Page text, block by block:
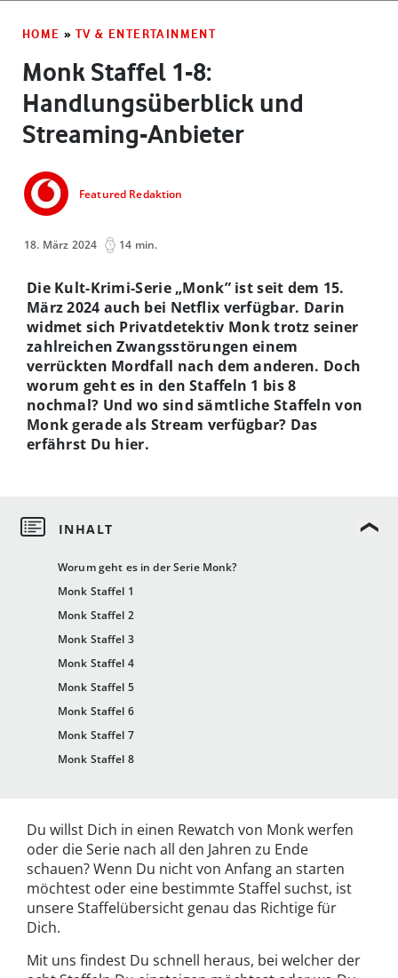
HOME » TV & ENTERTAINMENT
Monk Staffel 1-8:
Handlungsüberblick und
Streaming-Anbieter
Featured Redaktion
18. März 2024 14 min.
Worum geht es in der Serie Monk?
Monk Staffel 1
Monk Staffel 2
Monk Staffel 3
Monk Staffel 4
Monk Staffel 5
Monk Staffel 6
Monk Staffel 7
Monk Staffel 8
Die Kult-Krimi-Serie „Monk” ist seit dem 15.
März 2024 auch bei Netflix verfügbar. Darin
widmet sich Privatdetektiv Monk trotz seiner
zahlreichen Zwangsstörungen einem
verrückten Mordfall nach dem anderen. Doch
worum geht es in den Staffeln 1 bis 8
nochmal? Und wo sind sämtliche Staffeln von
Monk gerade als Stream verfügbar? Das
erfährst Du hier.
Du willst Dich in einen Rewatch von Monk werfen
oder die Serie nach all den Jahren zu Ende
schauen? Wenn Du nicht von Anfang an starten
möchtest oder eine bestimmte Staffel suchst, ist
unsere Staffelübersicht genau das Richtige für
Dich.
Mit uns findest Du schnell heraus, bei welcher der